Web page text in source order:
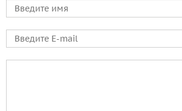
Имя
E-mail